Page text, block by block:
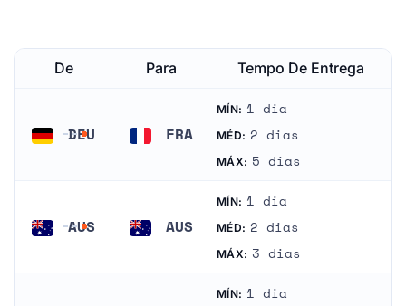
De Para Tempo De Entrega
DEU FRA
MÍN: 1 dia
MÉD: 2 dias
MÁX: 5 dias
AUS AUS
MÍN: 1 dia
MÉD: 2 dias
MÁX: 3 dias
MÍN: 1 dia